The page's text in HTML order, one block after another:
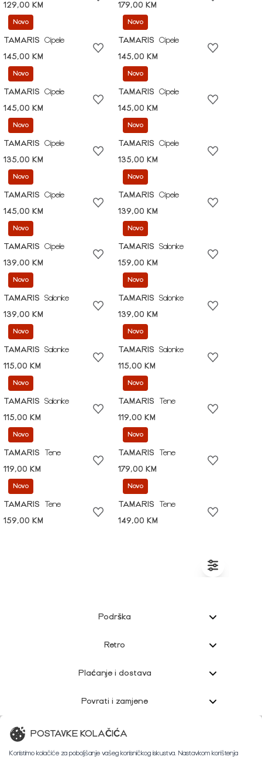
129,00 KM
179,00 KM
Novo
TAMARIS
Cipele
145,00 KM
Novo
TAMARIS
Cipele
145,00 KM
Novo
TAMARIS
Cipele
145,00 KM
Novo
TAMARIS
Cipele
145,00 KM
Novo
TAMARIS
Cipele
135,00 KM
Novo
TAMARIS
Cipele
135,00 KM
Novo
TAMARIS
Cipele
145,00 KM
Novo
TAMARIS
Cipele
139,00 KM
Novo
TAMARIS
Cipele
139,00 KM
Novo
TAMARIS
Salonke
159,00 KM
Novo
TAMARIS
Salonke
139,00 KM
Novo
TAMARIS
Salonke
139,00 KM
Novo
TAMARIS
Salonke
115,00 KM
Novo
TAMARIS
Salonke
115,00 KM
Novo
TAMARIS
Salonke
115,00 KM
Novo
TAMARIS
Tene
119,00 KM
Novo
TAMARIS
Tene
119,00 KM
Novo
TAMARIS
Tene
179,00 KM
Novo
TAMARIS
Tene
159,00 KM
Novo
TAMARIS
Tene
149,00 KM
Podrška
Retro
Plaćanje i dostava
Povrati i zamjene
Korisnička podrška
POSTAVKE KOLAČIĆA
Koristimo kolačiće za poboljšanje vašeg korisničkog iskustva. Nastavkom korištenja